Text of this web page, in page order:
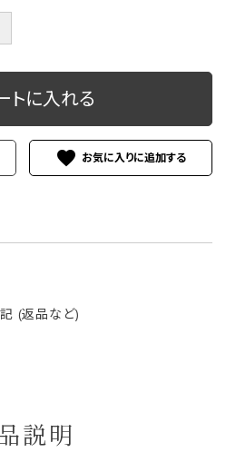
トに入れる
favorite
(返品など)
説明